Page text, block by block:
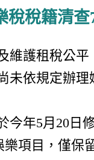
稅稅籍清
維護租稅公
未依規定辦
今年5月20日
樂項目，僅保